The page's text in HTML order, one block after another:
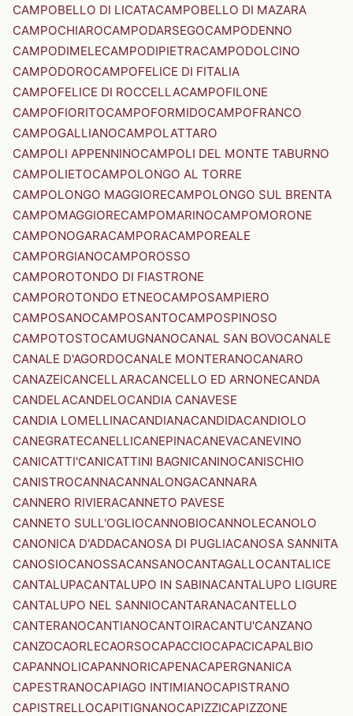
CAMPOBELLO DI LICATACAMPOBELLO DI MAZARA
CAMPOCHIAROCAMPODARSEGOCAMPODENNO
CAMPODIMELECAMPODIPIETRACAMPODOLCINO
CAMPODOROCAMPOFELICE DI FITALIA
CAMPOFELICE DI ROCCELLACAMPOFILONE
CAMPOFIORITOCAMPOFORMIDOCAMPOFRANCO
CAMPOGALLIANOCAMPOLATTARO
CAMPOLI APPENNINOCAMPOLI DEL MONTE TABURNO
CAMPOLIETOCAMPOLONGO AL TORRE
CAMPOLONGO MAGGIORECAMPOLONGO SUL BRENTA
CAMPOMAGGIORECAMPOMARINOCAMPOMORONE
CAMPONOGARACAMPORACAMPOREALE
CAMPORGIANOCAMPOROSSO
CAMPOROTONDO DI FIASTRONE
CAMPOROTONDO ETNEOCAMPOSAMPIERO
CAMPOSANOCAMPOSANTOCAMPOSPINOSO
CAMPOTOSTOCAMUGNANOCANAL SAN BOVOCANALE
CANALE D'AGORDOCANALE MONTERANOCANARO
CANAZEICANCELLARACANCELLO ED ARNONECANDA
CANDELACANDELOCANDIA CANAVESE
CANDIA LOMELLINACANDIANACANDIDACANDIOLO
CANEGRATECANELLICANEPINACANEVACANEVINO
CANICATTI'CANICATTINI BAGNICANINOCANISCHIO
CANISTROCANNACANNALONGACANNARA
CANNERO RIVIERACANNETO PAVESE
CANNETO SULL'OGLIOCANNOBIOCANNOLECANOLO
CANONICA D'ADDACANOSA DI PUGLIACANOSA SANNITA
CANOSIOCANOSSACANSANOCANTAGALLOCANTALICE
CANTALUPACANTALUPO IN SABINACANTALUPO LIGURE
CANTALUPO NEL SANNIOCANTARANACANTELLO
CANTERANOCANTIANOCANTOIRACANTU'CANZANO
CANZOCAORLECAORSOCAPACCIOCAPACICAPALBIO
CAPANNOLICAPANNORICAPENACAPERGNANICA
CAPESTRANOCAPIAGO INTIMIANOCAPISTRANO
CAPISTRELLOCAPITIGNANOCAPIZZICAPIZZONE